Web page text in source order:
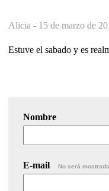
Alicia - 15 de marzo de
Estuve el sabado y es
Nombre
E-mail No será mostrado.